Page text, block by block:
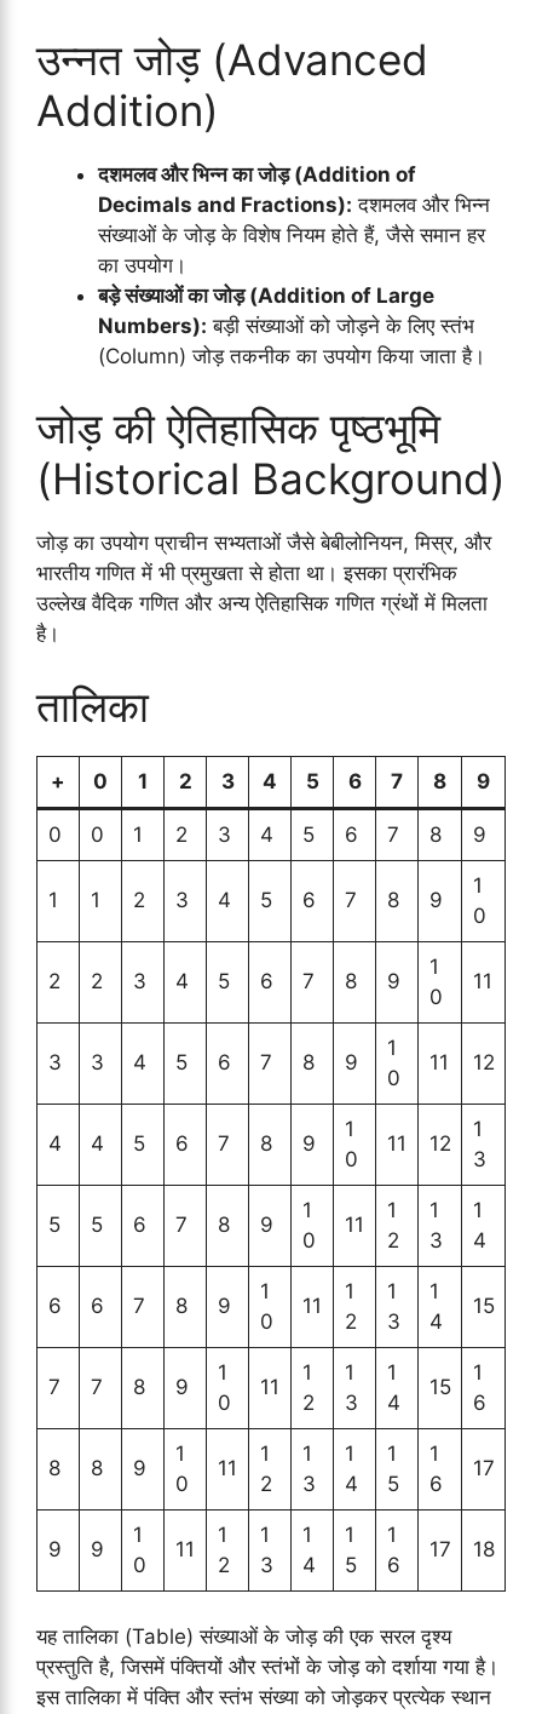
उन्नत जोड़ (Advanced
Addition)
दशमलव और भिन्न का जोड़ (Addition of
Decimals and Fractions): दशमलव और भिन्न
संख्याओं के जोड़ के विशेष नियम होते हैं, जैसे समान हर
का उपयोग।
बड़े संख्याओं का जोड़ (Addition of Large
Numbers): बड़ी संख्याओं को जोड़ने के लिए स्तंभ
(Column) जोड़ तकनीक का उपयोग किया जाता है।
जोड़ की ऐतिहासिक पृष्ठभूमि
(Historical Background)
जोड़ का उपयोग प्राचीन सभ्यताओं जैसे बेबीलोनियन, मिस्र, और
भारतीय गणित में भी प्रमुखता से होता था। इसका प्रारंभिक
उल्लेख वैदिक गणित और अन्य ऐतिहासिक गणित ग्रंथों में मिलता
है।
तालिका
+ 0 1 2 3 4 5 6 7 8 9
0 0 1 2 3 4 5 6 7 8 9
1 1 2 3 4 5 6 7 8 9
1
0
2 2 3 4 5 6 7 8 9
1
0
11
3 3 4 5 6 7 8 9
1
0
11 12
4 4 5 6 7 8 9
1
0
11 12
1
3
5 5 6 7 8 9
1
0
11
1
2
1
3
1
4
6 6 7 8 9
1
0
11
1
2
1
3
1
4
15
7 7 8 9
1
0
11
1
2
1
3
1
4
15
1
6
8 8 9
1
0
11
1
2
1
3
1
4
1
5
1
6
17
9 9
1
0
11
1
2
1
3
1
4
1
5
1
6
17 18
यह तालिका (Table) संख्याओं के जोड़ की एक सरल दृश्य
प्रस्तुति है, जिसमें पंक्तियों और स्तंभों के जोड़ को दर्शाया गया है।
इस तालिका में पंक्ति और स्तंभ संख्या को जोड़कर प्रत्येक स्थान